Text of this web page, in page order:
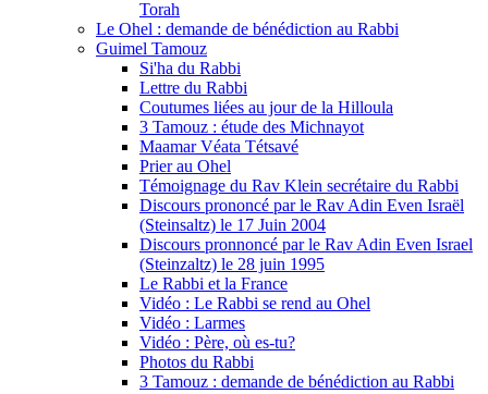
Torah
Le Ohel : demande de bénédiction au Rabbi
Guimel Tamouz
Si'ha du Rabbi
Lettre du Rabbi
Coutumes liées au jour de la Hilloula
3 Tamouz : étude des Michnayot
Maamar Véata Tétsavé
Prier au Ohel
Témoignage du Rav Klein secrétaire du Rabbi
Discours prononcé par le Rav Adin Even Israël
(Steinsaltz) le 17 Juin 2004
Discours pronnoncé par le Rav Adin Even Israel
(Steinzaltz) le 28 juin 1995
Le Rabbi et la France
Vidéo : Le Rabbi se rend au Ohel
Vidéo : Larmes
Vidéo : Père, où es-tu?
Photos du Rabbi
3 Tamouz : demande de bénédiction au Rabbi